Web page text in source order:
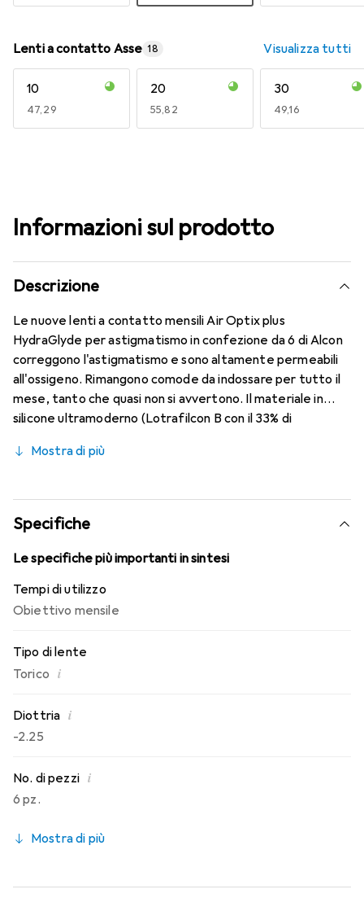
Lenti a contatto Asse 18 Visualizza tutti
10
EUR
47,29
20
EUR
55,82
30
EUR
49,16
Informazioni sul prodotto
Descrizione
Le nuove lenti a contatto mensili Air Optix plus
HydraGlyde per astigmatismo in confezione da 6 di Alcon
correggono l'astigmatismo e sono altamente permeabili
all'ossigeno. Rimangono comode da indossare per tutto il
mese, tanto che quasi non si avvertono. Il materiale in
silicone ultramoderno (Lotrafilcon B con il 33% di
tecnologia HydraGlyde Moisture Matrix e la nota
caratteristiche di indossabilità che conosci. Un comfort
duraturo e senza interruzioni per tutto il giorno con le
lenti mensili.
Mostra di più
Specifiche
Le specifiche più importanti in sintesi
Tempi di utilizzo
Obiettivo mensile
Tipo di lente
Torico i
Diottria i
-2.25
No. di pezzi i
6 pz.
Mostra di più